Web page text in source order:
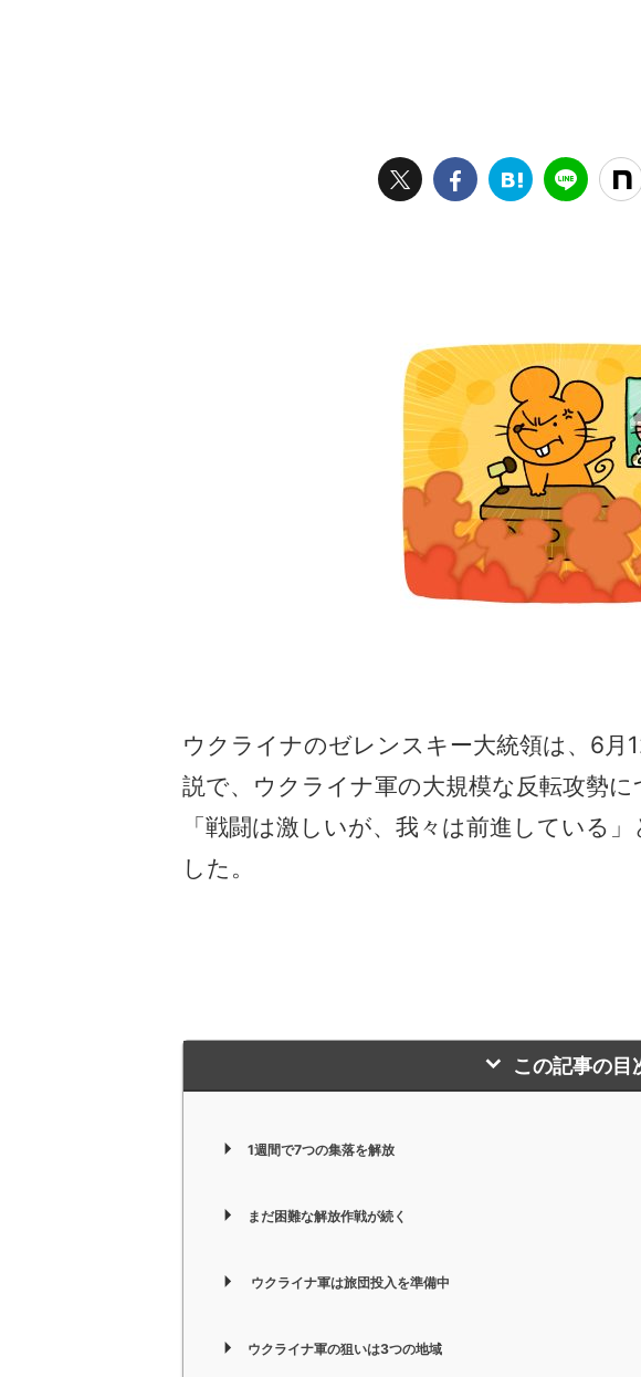
ウクライナのゼレンスキー大統領は、6月
説で、ウクライナ軍の大規模な反転攻勢
「戦闘は激しいが、我々は前進している
した。
この記事の目
1週間で7つの集落を解放
まだ困難な解放作戦が続く
ウクライナ軍は旅団投入を準備中
ウクライナ軍の狙いは3つの地域